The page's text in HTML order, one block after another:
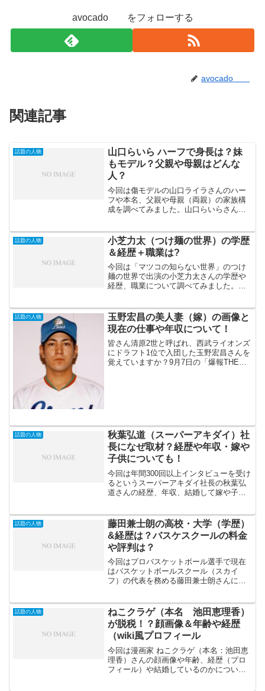
avocado をフォローする
avocado
関連記事
話題の人物
山口らいら ハーフで身長は？妹
もモデル？父親や母親はどんな
人？
今回は傷モデルの山口ライラさんのハー
フや本名、父親や母親（両親）の家族構
成を調べてみました。山口らいらさんは
いう事で話題となっているんです。山口
らいら ハーフ...
話題の人物
小芝力太（つけ麺の世界）の学歴
＆経歴＋職業は?
今回は「マツコの知らない世界」のつけ
麺の世界で出演の小芝力太さんの学歴や
経歴、職業について調べてみました。番
登場とあります。つけ麺とホワイトハッ
カー、小芝力太さんと...
話題の人物
玉野宏昌の美人妻（嫁）の画像と
現在の仕事や年収について！
皆さん清原2世と呼ばれ、西武ライオンズ
にドラフト1位で入団した玉野宏昌さんを
覚えていますか？9月7日の「爆報THEフ
話題の人物
秋葉弘道（スーパーアキダイ）社
長になぜ取材？経歴や年収・嫁や
子供についても！
今回は年間300回以上インタビューを受け
るというスーパーアキダイ社長の秋葉弘
道さんの経歴、年収、結婚して嫁や子供
長といったほうがわかりやすいかもしれ
ません。皆さんもニュ...
話題の人物
藤田兼士朗の高校・大学（学歴）
&経歴は？バスケスクールの料金
や評判は？
今回はプロバスケットボール選手で現在
はバスケットボールスクール（スカイ
フ）の代表を務める藤田兼士朗さんにス
した。現在バスケスクールの代表兼コー
チを務めているという藤田さ...
話題の人物
ねこクラゲ（本名 池田恵理香）
が脱税！？顔画像＆年齢や経歴
（wiki風プロフィール
今回は漫画家 ねこクラゲ（本名：池田恵
理香）さんの顔画像や年齢、経歴（プロ
フィール）や結婚しているのかについて